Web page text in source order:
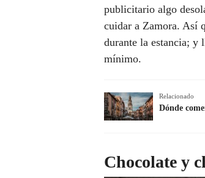
publicitario algo
cuidar a Zamora. Así
durante la estancia; y
mínimo.
Relacionado
Dónde
Chocolate y